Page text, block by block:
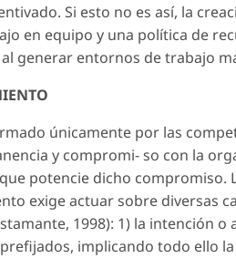
Si esto no es así, la
en equipo y una política de
generar entornos de trabajo
únicamente por las
y compromi- so con la
potencie dicho compromiso.
exige actuar sobre diversas
1998): 1) la intención o
implicando todo ello